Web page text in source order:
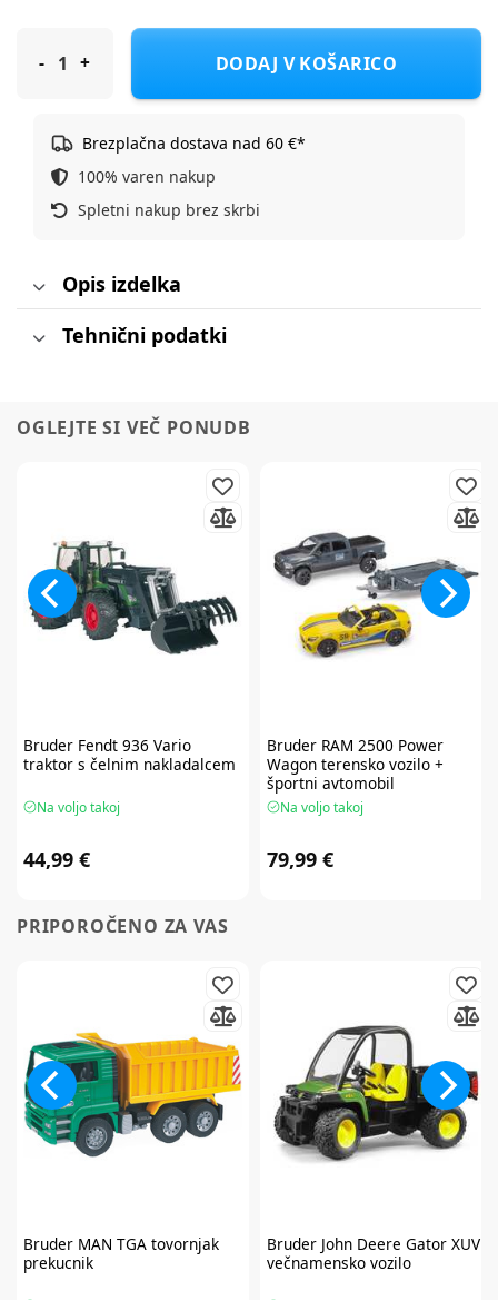
Bruder Steyr 6300 Terrus CVT traktor
DODAJ V KOŠARICO
Brezplačna dostava nad 60 €*
100% varen nakup
Spletni nakup brez skrbi
Opis izdelka
Tehnični podatki
OGLEJTE SI VEČ PONUDB
BruderFendt 936 Vario
traktor s čelnim nakladalcem
Na voljo takoj
44,99 €
BruderRAM 2500 Power
Wagon terensko vozilo +
športni avtomobil
Na voljo takoj
79,99 €
PRIPOROČENO ZA VAS
BruderMAN TGA tovornjak
prekucnik
BruderJohn Deere Gator XUV
večnamensko vozilo